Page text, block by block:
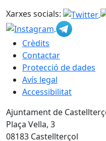
Xarxes socials:
Crèdits
Contactar
Protecció de dades
Avís legal
Accessibilitat
Ajuntament de
Plaça Vella, 3
08183 Castellterçol